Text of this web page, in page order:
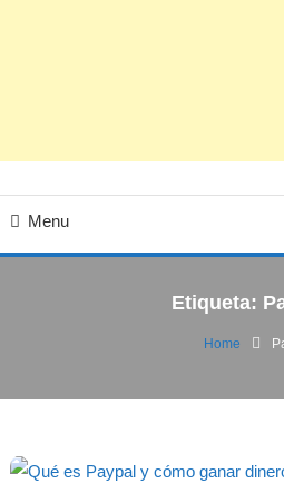
Menu
Etiqueta:
Home